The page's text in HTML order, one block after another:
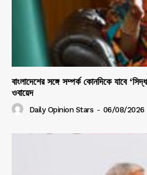
বাংলাদেশের সঙ্গে সম্পর্ক কোনদিকে যাবে
ওবায়েদ
Daily Opinion Stars - 06/08/2026